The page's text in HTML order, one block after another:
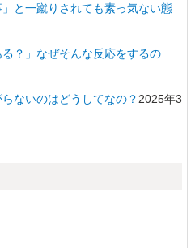
と一蹴りされても素っ気ない態
？」なぜそんな反応をするの
ないのはどうしてなの？ 2025年3